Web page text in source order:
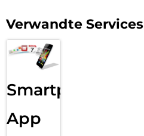
Verwandte Services
Smartphone
App